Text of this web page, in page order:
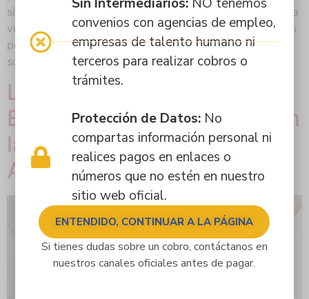
simplemente, entregar una caja o frasco generando una
venta? Estas son preguntas que rondan la mente de las
personas que nos dedicamos a la salud, formación,
suministro y producción farmacéutica en el país.
La Venta Profesional: Ética,
Estrategia y Negociación en
las Relaciones Comerciales
Actuales
convenios con agencias de empleo,
empresas de talento humano ni
terceros para realizar cobros o
trámites.
Protección de Datos:No
compartas información personal ni
realices pagos en enlaces o
números que no estén en nuestro
sitio web oficial.
ENTENDIDO, CONTINUAR A LA PÁGINA
Si tienes dudas sobre un cobro, contáctanos en
nuestros canales oficiales antes de pagar.